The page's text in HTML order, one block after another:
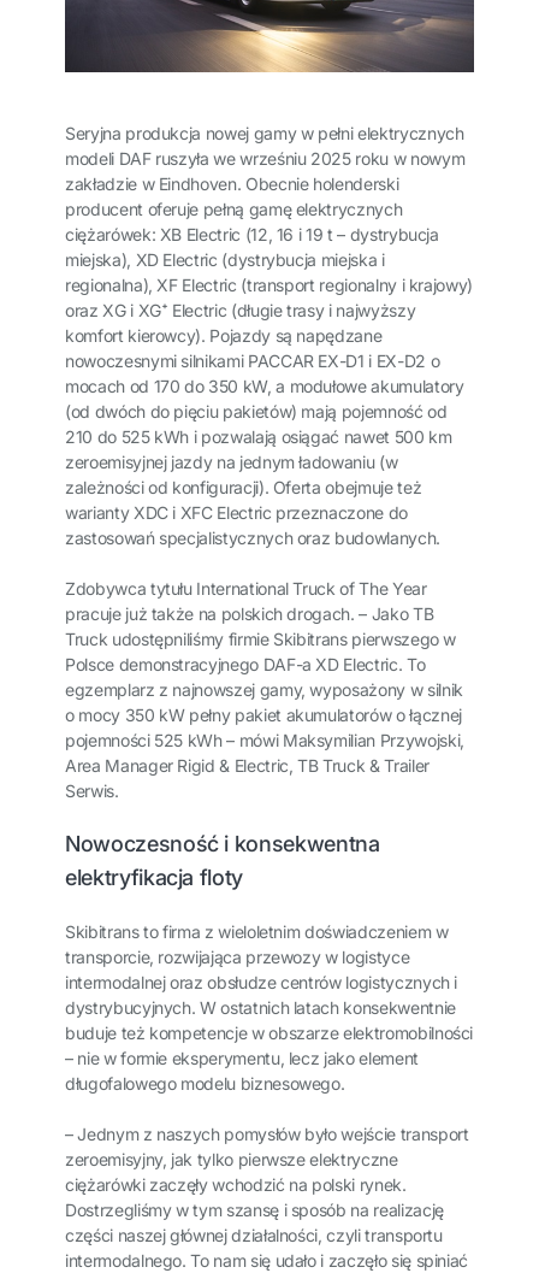
Seryjna produkcja nowej gamy w pełni elektrycznych
modeli DAF ruszyła we wrześniu 2025 roku w nowym
zakładzie w Eindhoven. Obecnie holenderski
producent oferuje pełną gamę elektrycznych
ciężarówek: XB Electric (12, 16 i 19 t – dystrybucja
miejska), XD Electric (dystrybucja miejska i
regionalna), XF Electric (transport regionalny i krajowy)
oraz XG i XG⁺ Electric (długie trasy i najwyższy
komfort kierowcy). Pojazdy są napędzane
nowoczesnymi silnikami PACCAR EX-D1 i EX-D2 o
mocach od 170 do 350 kW, a modułowe akumulatory
(od dwóch do pięciu pakietów) mają pojemność od
210 do 525 kWh i pozwalają osiągać nawet 500 km
zeroemisyjnej jazdy na jednym ładowaniu (w
zależności od konfiguracji). Oferta obejmuje też
warianty XDC i XFC Electric przeznaczone do
zastosowań specjalistycznych oraz budowlanych.
Zdobywca tytułu International Truck of The Year
pracuje już także na polskich drogach. – Jako TB
Truck udostępniliśmy firmie Skibitrans pierwszego w
Polsce demonstracyjnego DAF-a XD Electric. To
egzemplarz z najnowszej gamy, wyposażony w silnik
o mocy 350 kW pełny pakiet akumulatorów o łącznej
pojemności 525 kWh – mówi Maksymilian Przywojski,
Area Manager Rigid & Electric, TB Truck & Trailer
Serwis.
Nowoczesność i konsekwentna
elektryfikacja floty
Skibitrans to firma z wieloletnim doświadczeniem w
transporcie, rozwijająca przewozy w logistyce
intermodalnej oraz obsłudze centrów logistycznych i
dystrybucyjnych. W ostatnich latach konsekwentnie
buduje też kompetencje w obszarze elektromobilności
– nie w formie eksperymentu, lecz jako element
długofalowego modelu biznesowego.
– Jednym z naszych pomysłów było wejście transport
zeroemisyjny, jak tylko pierwsze elektryczne
ciężarówki zaczęły wchodzić na polski rynek.
Dostrzegliśmy w tym szansę i sposób na realizację
części naszej głównej działalności, czyli transportu
intermodalnego. To nam się udało i zaczęło się spiniać